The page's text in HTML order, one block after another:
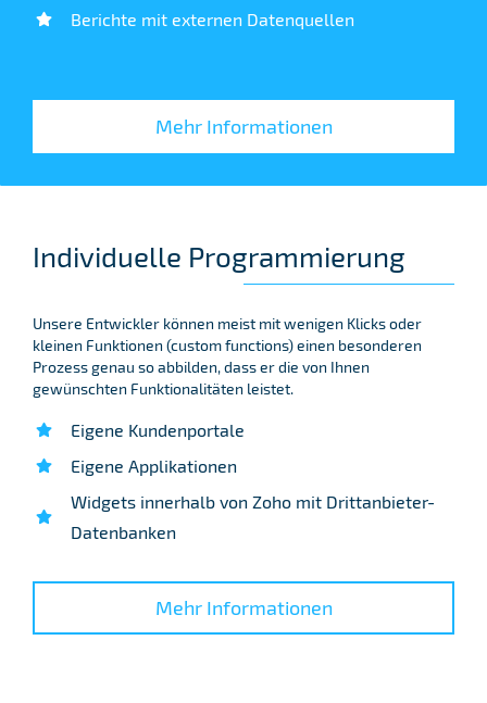
Berichte mit externen Datenquellen
Mehr Informationen
Individuelle Programmierung
Unsere Entwickler können meist mit wenigen Klicks oder
kleinen Funktionen (custom functions) einen besonderen
Prozess genau so abbilden, dass er die von Ihnen
gewünschten Funktionalitäten leistet.
Eigene Kundenportale
Eigene Applikationen
Widgets innerhalb von Zoho mit Drittanbieter-
Datenbanken
Mehr Informationen